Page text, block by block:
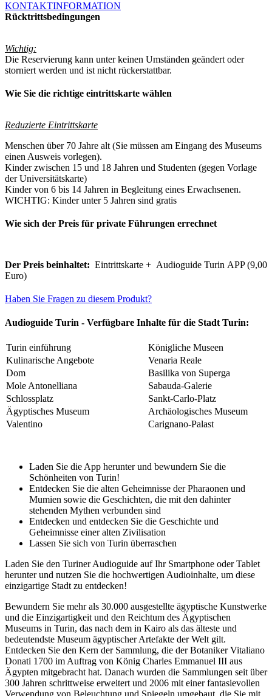
KONTAKTINFORMATION
Rücktrittsbedingungen
Wichtig:
Die Reservierung kann unter keinen Umständen geändert oder
storniert werden und ist nicht rückerstattbar.
Wie Sie die richtige eintrittskarte wählen
Reduzierte Eintrittskarte
Menschen über 70 Jahre alt (Sie müssen am Eingang des Museums
einen Ausweis vorlegen).
Kinder zwischen 15 und 18 Jahren und Studenten (gegen Vorlage
der Universitätskarte)
Kinder von 6 bis 14 Jahren in Begleitung eines Erwachsenen.
WICHTIG: Kinder unter 5 Jahren sind gratis
Wie sich der Preis für private Führungen errechnet
Der Preis beinhaltet: Eintrittskarte + Audioguide Turin APP (9,00
Euro)
Haben Sie Fragen zu diesem Produkt?
Audioguide Turin - Verfügbare Inhalte für die Stadt Turin:
Turin einführung
Königliche Museen
Kulinarische Angebote
Venaria Reale
Dom
Basilika von Superga
Mole Antonelliana
Sabauda-Galerie
Schlossplatz
Sankt-Carlo-Platz
Ägyptisches Museum
Archäologisches Museum
Valentino
Carignano-Palast
Laden Sie die App herunter und bewundern Sie die
Schönheiten von Turin!
Entdecken Sie die alten Geheimnisse der Pharaonen und
Mumien sowie die Geschichten, die mit den dahinter
stehenden Mythen verbunden sind
Entdecken und entdecken Sie die Geschichte und
Geheimnisse einer alten Zivilisation
Lassen Sie sich von Turin überraschen
Laden Sie den Turiner Audioguide auf Ihr Smartphone oder Tablet
herunter und nutzen Sie die hochwertigen Audioinhalte, um diese
einzigartige Stadt zu entdecken!
Bewundern Sie mehr als 30.000 ausgestellte ägyptische Kunstwerke
und die Einzigartigkeit und den Reichtum des Ägyptischen
Museums in Turin, das nach dem in Kairo als das älteste und
bedeutendste Museum ägyptischer Artefakte der Welt gilt.
Entdecken Sie den Kern der Sammlung, die der Botaniker Vitaliano
Donati 1700 im Auftrag von König Charles Emmanuel III aus
Ägypten mitgebracht hat. Danach wurden die Sammlungen seit über
300 Jahren schrittweise erweitert und 2006 mit einer fantasievollen